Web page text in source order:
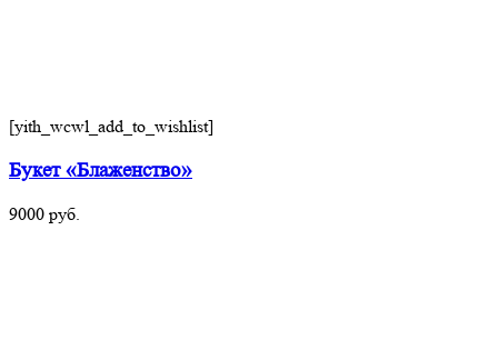
[yith_wcwl_add_to_wishlist]
Букет «Блаженство»
9000 руб.